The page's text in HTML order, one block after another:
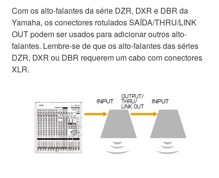
Com os alto-falantes da série DZR, DXR e DBR da
Yamaha, os conectores rotulados SAÍDA/THRU/LINK
OUT podem ser usados para adicionar outros alto-
falantes. Lembre-se de que os alto-falantes das séries
DZR, DXR ou DBR requerem um cabo com conectores
XLR.